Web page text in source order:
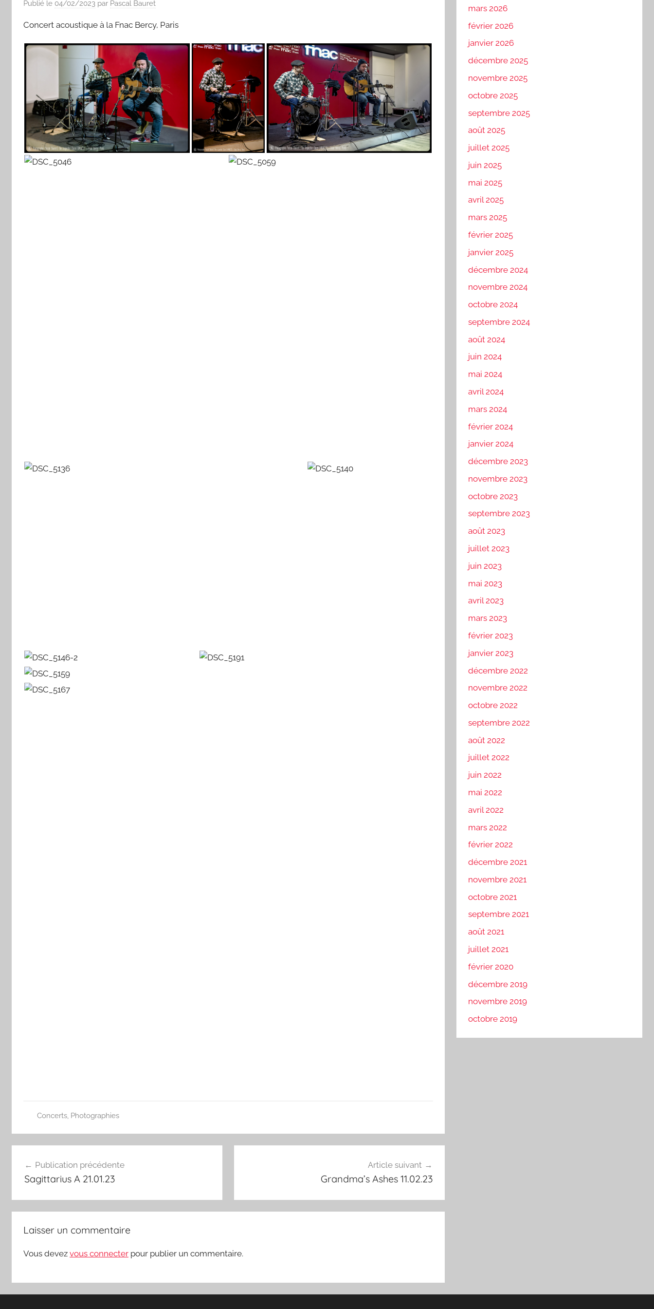
Publié le 04/02/2023 par Pascal Bauret
Concert acoustique à la Fnac Bercy, Paris
Concerts, Photographies
de
l’article
Publication précédente
Sagittarius A 21.01.23
Article suivant
Grandma’s Ashes 11.02.23
Laisser un commentaire
Vous devez vous connecter pour publier un commentaire.
mars 2026
février 2026
janvier 2026
décembre 2025
novembre 2025
octobre 2025
septembre 2025
août 2025
juillet 2025
juin 2025
mai 2025
avril 2025
mars 2025
février 2025
janvier 2025
décembre 2024
novembre 2024
octobre 2024
septembre 2024
août 2024
juin 2024
mai 2024
avril 2024
mars 2024
février 2024
janvier 2024
décembre 2023
novembre 2023
octobre 2023
septembre 2023
août 2023
juillet 2023
juin 2023
mai 2023
avril 2023
mars 2023
février 2023
janvier 2023
décembre 2022
novembre 2022
octobre 2022
septembre 2022
août 2022
juillet 2022
juin 2022
mai 2022
avril 2022
mars 2022
février 2022
décembre 2021
novembre 2021
octobre 2021
septembre 2021
août 2021
juillet 2021
février 2020
décembre 2019
novembre 2019
octobre 2019